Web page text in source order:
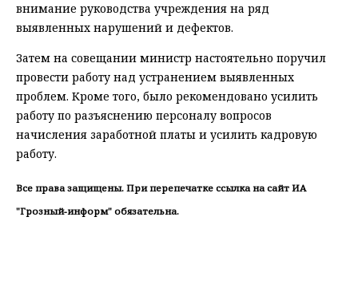
внимание руководства учреждения на ряд
выявленных нарушений и дефектов.
Затем на совещании министр настоятельно поручил
провести работу над устранением выявленных
проблем. Кроме того, было рекомендовано усилить
работу по разъяснению персоналу вопросов
начисления заработной платы и усилить кадровую
работу.
Все права защищены. При перепечатке ссылка на сайт ИА
"Грозный-информ" обязательна.